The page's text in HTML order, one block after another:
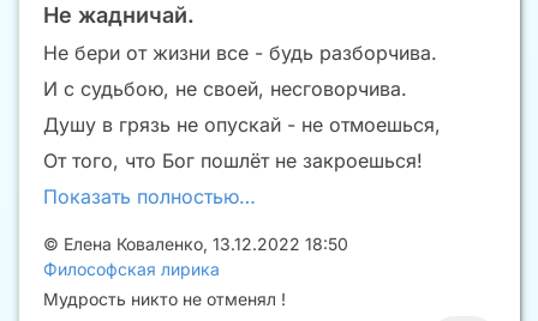
Не жадничай.
Не бери от жизни все - будь разборчива.
И с судьбою, не своей, несговорчива.
Душу в грязь не опускай - не отмоешься,
От того, что Бог пошлёт не закроешься!
Показать полностью…
© Елена Коваленко, 13.12.2022 18:50
Философская лирика
Мудрость никто не отменял !